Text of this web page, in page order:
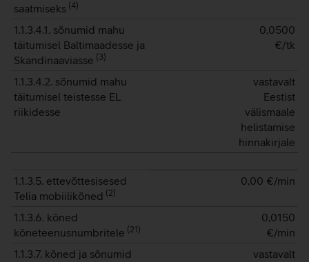
saatmiseks (4)
1.1.3.4.1. sõnumid mahu
täitumisel Baltimaadesse ja
Skandinaaviasse (3)
0,0500
€/tk
1.1.3.4.2. sõnumid mahu
täitumisel teistesse EL
riikidesse
vastavalt
Eestist
välismaale
helistamise
hinnakirjale
1.1.3.5. ettevõttesisesed
Telia mobiilikõned (2)
0,00 €/min
1.1.3.6. kõned
kõneteenusnumbritele (21 )
0,0150
€/min
1.1.3.7. kõned ja sõnumid
vastavalt